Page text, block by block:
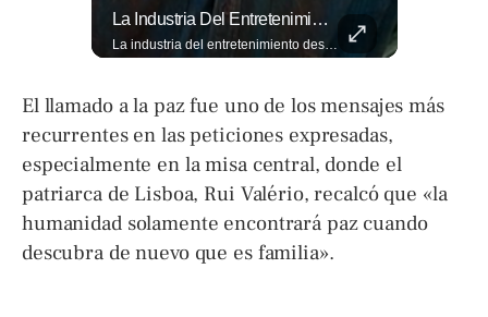
La Industria Del Entretenimiento Despide A Uno De Sus Rostros Más Versátiles Y Magnéticos.
La industria del entretenimiento despide a uno de sus rostros más versátiles y magnéticos. Sam Neill, fallecido a los 78 años, construyó una trayectoria admirable donde la elegancia y la dualidad interpretativa fueron su sello personal. Encuentra más en ➡️ eldiariodehoy.com #ArteYCultura #SamNeill
El llamado a la paz fue uno de los mensajes más
recurrentes en las peticiones expresadas,
especialmente en la misa central, donde el
patriarca de Lisboa, Rui Valério, recalcó que «la
humanidad solamente encontrará paz cuando
descubra de nuevo que es familia».